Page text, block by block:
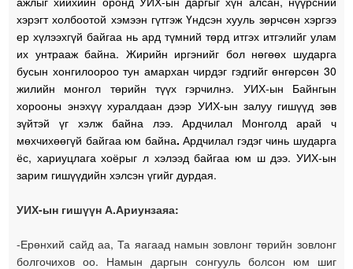
хэрэгт холбоотой хэмээн гүтгэж Үндсэн хууль зөрчсөн хэргээ
ер хүлээхгүй байгаа нь ард түмний төрд итгэх итгэлийг улам
их унтрааж байна. Жирийн иргэнийг бол нөгөөх шударга
бусын хонгилоороо тун амархан чирдэг гэдгийг өнгөрсөн 30
жилийн монгол төрийн түүх гэрчилнэ. УИХ-ын Байнгын
хорооны энэхүү хуралдаан дээр УИХ-ын залуу гишүүд зөв
зүйтэй үг хэлж байна лээ.
Ардчилал Монголд арай ч
мөхчихөөгүй байгаа юм байна.Ардчилал гэдэг чинь шударга
ёс, хариуцлага хоёрыг л хэлээд байгаа юм ш дээ. УИХ-ын
зарим гишүүдийн хэлсэн үгийг дурдая.
УИХ-ын гишүүн А.Ариунзаяа:
-Ерөнхий сайд аа, Та яагаад намын зовлонг төрийн зовлонг
болгочихов оо. Намын даргын сонгууль болсон юм шиг